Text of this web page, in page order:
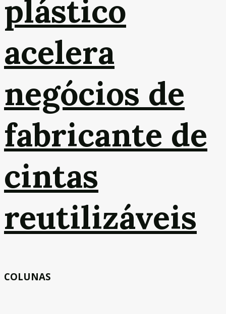
plástico
acelera
negócios de
fabricante de
cintas
reutilizáveis
COLUNAS